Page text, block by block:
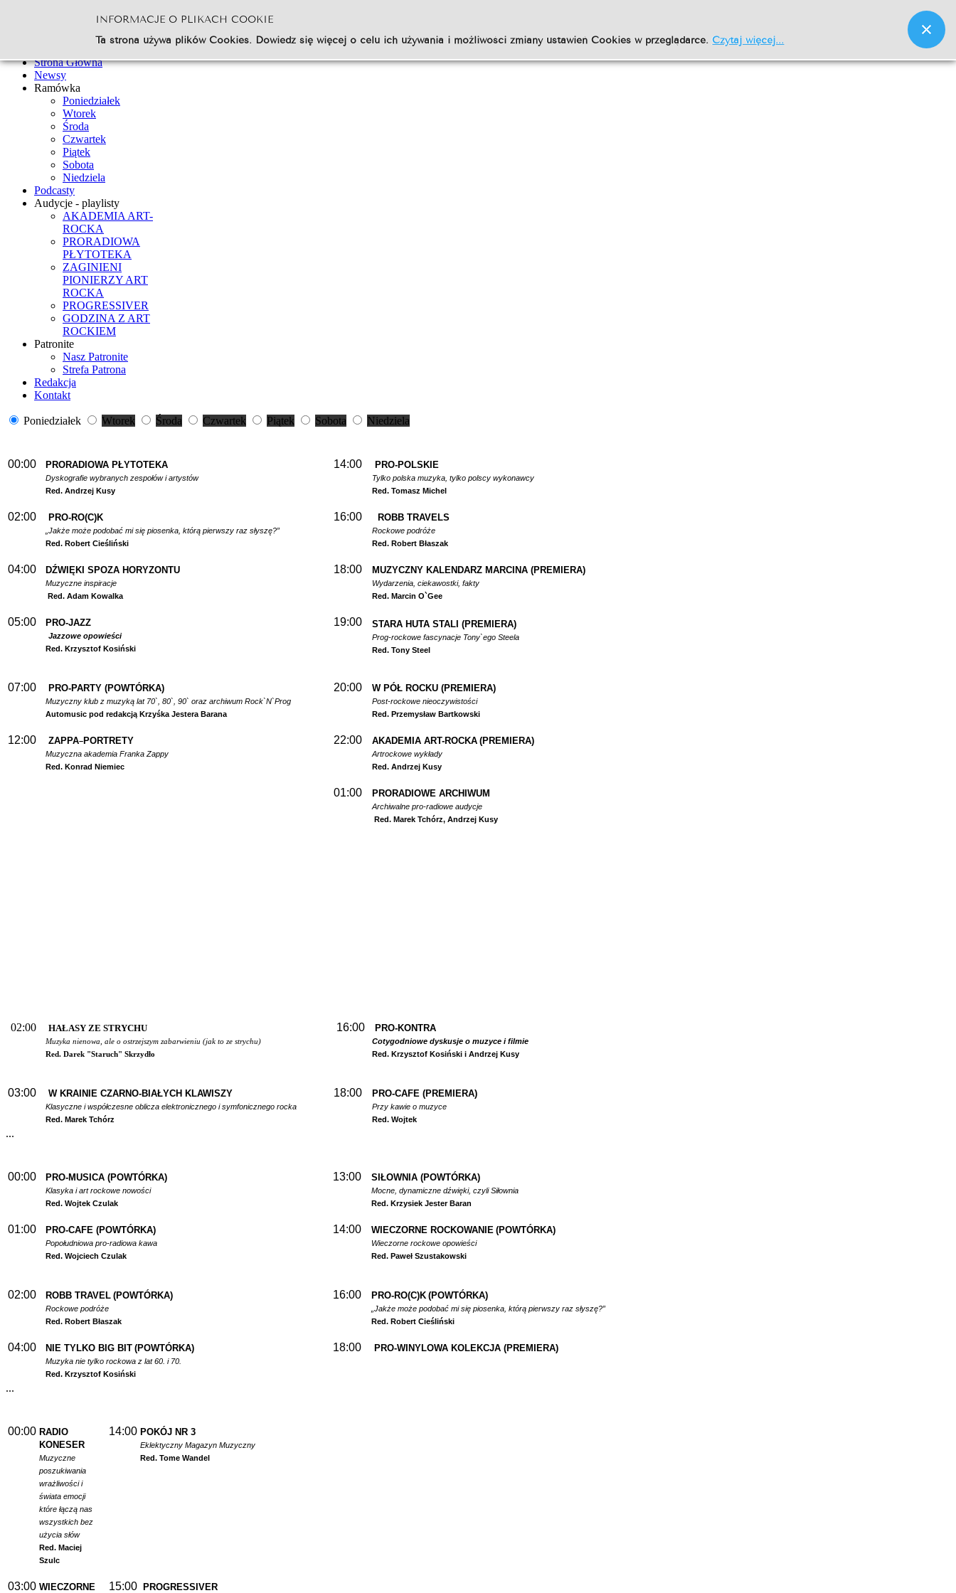
Go
Strona Główna
Newsy
Ramówka
Poniedziałek
Wtorek
Środa
Czwartek
Piątek
Sobota
Niedziela
Podcasty
Audycje - playlisty
AKADEMIA ART-
ROCKA
PRORADIOWA
PŁYTOTEKA
ZAGINIENI
PIONIERZY ART
ROCKA
PROGRESSIVER
GODZINA Z ART
ROCKIEM
Patronite
Nasz Patronite
Strefa Patrona
Redakcja
Kontakt
Poniedziałek Wtorek Środa Czwartek Piątek Sobota Niedziela
00:00 PRORADIOWA PŁYTOTEKA
Dyskografie wybranych zespołów i artystów
Red. Andrzej Kusy
14:00 PRO-POLSKIE
Tylko polska muzyka, tylko polscy wykonawcy
Red. Tomasz Michel
02:00 PRO-RO(C)K
„Jakże może podobać mi się piosenka, którą pierwszy raz słyszę?”
Red. Robert Cieśliński
16:00 ROBB TRAVELS
Rockowe podróże
Red. Robert Błaszak
04:00 DŹWIĘKI SPOZA HORYZONTU
Muzyczne inspiracje
Red. Adam Kowalka
18:00 MUZYCZNY KALENDARZ MARCINA (PREMIERA)
Wydarzenia, ciekawostki, fakty
Red. Marcin O`Gee
05:00 PRO-JAZZ
Jazzowe opowieści
Red. Krzysztof Kosiński
19:00 STARA HUTA STALI (PREMIERA)
Prog-rockowe fascynacje Tony`ego Steela
Red. Tony Steel
07:00 PRO-PARTY (POWTÓRKA)
Muzyczny klub z muzyką lat 70`, 80`, 90` oraz archiwum Rock`N`Prog
Automusic pod redakcją Krzyśka Jestera Barana
20:00 W PÓŁ ROCKU (PREMIERA)
Post-rockowe nieoczywistości
Red. Przemysław Bartkowski
12:00 ZAPPA–PORTRETY
Muzyczna akademia Franka Zappy
Red. Konrad Niemiec
22:00 AKADEMIA ART-ROCKA (PREMIERA)
Artrockowe wykłady
Red. Andrzej Kusy
01:00 PRORADIOWE ARCHIWUM
Archiwalne pro-radiowe audycje
Red. Marek Tchórz, Andrzej Kusy
02:00 HAŁASY ZE STRYCHU
Muzyka nienowa, ale o ostrzejszym zabarwieniu (jak to ze strychu)
Red. Darek "Staruch" Skrzydło
16:00 PRO-KONTRA
Cotygodniowe dyskusje o muzyce i filmie
Red. Krzysztof Kosiński i Andrzej Kusy
03:00 W KRAINIE CZARNO-BIAŁYCH KLAWISZY
Klasyczne i współczesne oblicza elektronicznego i symfonicznego rocka
Red. Marek Tchórz
18:00 PRO-CAFE (PREMIERA)
Przy kawie o muzyce
Red. Wojtek
...
00:00 PRO-MUSICA (POWTÓRKA)
Klasyka i art rockowe nowości
Red. Wojtek Czulak
13:00 SIŁOWNIA (POWTÓRKA)
Mocne, dynamiczne dźwięki, czyli Siłownia
Red. Krzysiek Jester Baran
01:00 PRO-CAFE (POWTÓRKA)
Popołudniowa pro-radiowa kawa
Red. Wojciech Czulak
14:00 WIECZORNE ROCKOWANIE (POWTÓRKA)
Wieczorne rockowe opowieści
Red. Paweł Szustakowski
02:00 ROBB TRAVEL (POWTÓRKA)
Rockowe podróże
Red. Robert Błaszak
16:00 PRO-RO(C)K (POWTÓRKA)
„Jakże może podobać mi się piosenka, którą pierwszy raz słyszę?”
Red. Robert Cieśliński
04:00 NIE TYLKO BIG BIT (POWTÓRKA)
Muzyka nie tylko rockowa z lat 60. i 70.
Red. Krzysztof Kosiński
18:00 PRO-WINYLOWA KOLEKCJA (PREMIERA)
...
00:00 RADIO
KONESER
Muzyczne
poszukiwania
wrażliwości i
świata emocji
które łączą nas
wszystkich bez
użycia słów
Red. Maciej
Szulc
14:00 POKÓJ NR 3
Eklektyczny Magazyn Muzyczny
Red. Tome Wandel
03:00 WIECZORNE
15:00 PROGRESSIVER
INFORMACJE O PLIKACH COOKIE
Ta strona używa plików Cookies. Dowiedz się więcej o celu ich używania i możliwości zmiany ustawień Cookies w przeglądarce.Czytaj więcej...